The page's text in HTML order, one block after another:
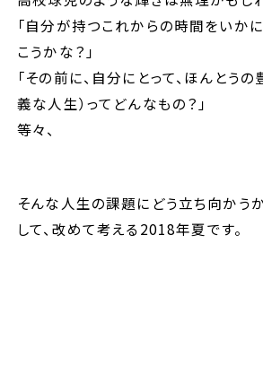
「自分が持つこれからの時間をいか
こうかな？」
「その前に、自分にとって、ほんとう
義な人生）ってどんなもの？」
等々、
そんな人生の課題にどう立ち向かう
して、改めて考える2018年夏です。